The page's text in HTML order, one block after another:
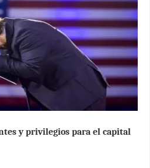
y privilegios para el capital